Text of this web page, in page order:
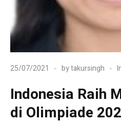
25/07/2021 bytakursingh
Indonesia Raih
di Olimpiade